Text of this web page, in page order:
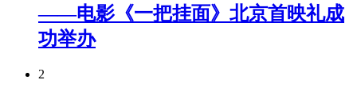
——电影《一把挂面》北京首映礼成
功举办
2